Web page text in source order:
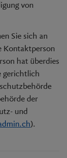
von
Sie sich an
Kontaktperson
hat überdies
gerichtlich
der
und
).